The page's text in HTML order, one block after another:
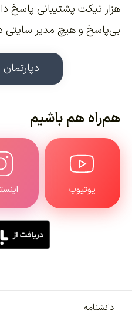
هزار تیکت پشتیبانی پاسخ
بی‌پاسخ و هیچ مدیر سایتی در
هم‌راه هم باشیم
یوتیوب
دانشنامه